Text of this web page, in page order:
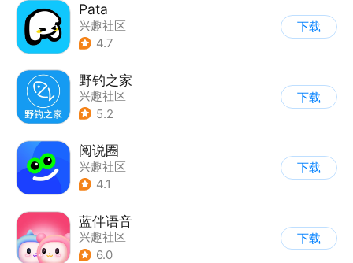
Pata
兴趣社区
4.7
下载
野钓之家
兴趣社区
5.2
下载
阅说圈
兴趣社区
4.1
下载
蓝伴语音
兴趣社区
6.0
下载